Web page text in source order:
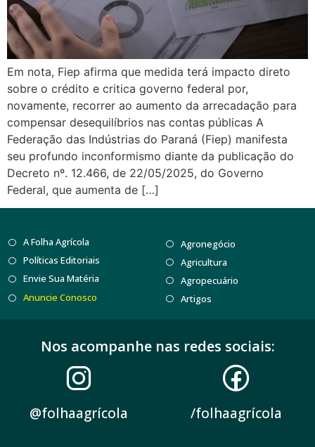
Em nota, Fiep afirma que medida terá impacto direto
sobre o crédito e critica governo federal por,
novamente, recorrer ao aumento da arrecadação para
compensar desequilíbrios nas contas públicas A
Federação das Indústrias do Paraná (Fiep) manifesta
seu profundo inconformismo diante da publicação do
Decreto nº. 12.466, de 22/05/2025, do Governo
Federal, que aumenta de […]
A Folha Agrícola
Políticas Editoriais
Envie Sua Matéria
Anuncie Conosco
Agronegócio
Agricultura
Agropecuário
Artigos
Nos acompanhe nas redes sociais:
@folhaagrícola /folhaagrícola